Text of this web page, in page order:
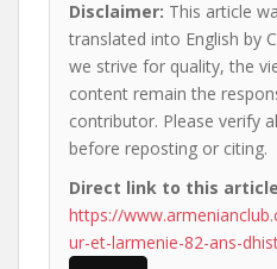
Disclaimer: This article
translated into English by
we strive for quality, the
content remain the
contributor. Please verify
before reposting or citing.
Direct link to this
https://
ur-et-larmenie-82-ans-